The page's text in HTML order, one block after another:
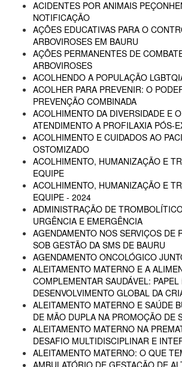
ACIDENTES POR ANIMAIS
NOTIFICAÇÃO
AÇÕES EDUCATIVAS PARA O
ARBOVIROSES EM BAURU
AÇÕES PERMANENTES DE
ARBOVIROSES
ACOLHENDO A POPULAÇÃO
ACOLHER PARA PREVENIR: O
PREVENÇÃO COMBINADA
ACOLHIMENTO DA DIVERSIDADE E
ATENDIMENTO A PROFILAXIA PÓS-
ACOLHIMENTO E CUIDADOS AO
OSTOMIZADO
ACOLHIMENTO, HUMANIZAÇÃO E
EQUIPE
ACOLHIMENTO, HUMANIZAÇÃO E
EQUIPE - 2024
ADMINISTRAÇÃO DE
URGÊNCIA E EMERGÊNCIA
AGENDAMENTO NOS SERVIÇOS DE
SOB GESTÃO DA SMS DE BAURU
AGENDAMENTO ONCOLÓGICO
ALEITAMENTO MATERNO E A
COMPLEMENTAR SAUDÁVEL: PAPEL
DESENVOLVIMENTO GLOBAL DA
ALEITAMENTO MATERNO E SAÚDE
DE MÃO DUPLA NA PROMOÇÃO DE
ALEITAMENTO MATERNO NA
DESAFIO MULTIDISCIPLINAR E
ALEITAMENTO MATERNO: O QUE
AMBULATÓRIO DE GESTAÇÃO DE